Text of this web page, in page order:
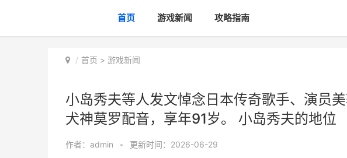
首页 游戏新闻 攻略指南
首页 > 游戏新闻
小岛秀夫等人发文悼念日本传奇歌手、演员
犬神莫罗配音，享年91岁。 小岛秀夫的地位
作者： admin • 更新时间：2026-06-29